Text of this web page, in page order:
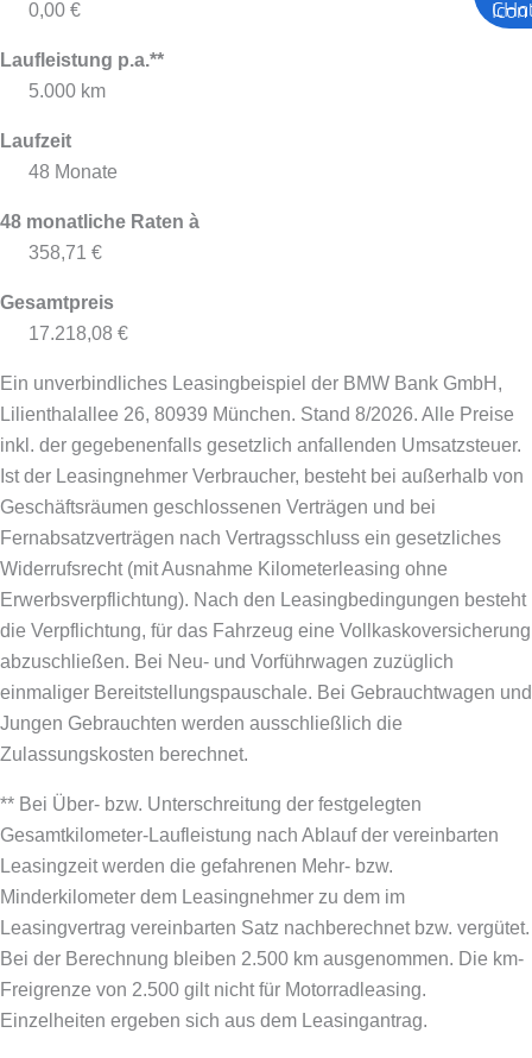
0,00 €
Laufleistung p.a.**
5.000 km
Laufzeit
48 Monate
48 monatliche Raten à
358,71 €
Gesamtpreis
17.218,08 €
Ein unverbindliches Leasingbeispiel der BMW Bank GmbH,
Lilienthalallee 26, 80939 München. Stand 8/2026. Alle Preise
inkl. der gegebenenfalls gesetzlich anfallenden Umsatzsteuer.
Ist der Leasingnehmer Verbraucher, besteht bei außerhalb von
Geschäftsräumen geschlossenen Verträgen und bei
Fernabsatzverträgen nach Vertragsschluss ein gesetzliches
Widerrufsrecht (mit Ausnahme Kilometerleasing ohne
Erwerbsverpflichtung). Nach den Leasingbedingungen besteht
die Verpflichtung, für das Fahrzeug eine Vollkaskoversicherung
abzuschließen. Bei Neu- und Vorführwagen zuzüglich
einmaliger Bereitstellungspauschale. Bei Gebrauchtwagen und
Jungen Gebrauchten werden ausschließlich die
Zulassungskosten berechnet.
** Bei Über- bzw. Unterschreitung der festgelegten
Gesamtkilometer-Laufleistung nach Ablauf der vereinbarten
Leasingzeit werden die gefahrenen Mehr- bzw.
Minderkilometer dem Leasingnehmer zu dem im
Leasingvertrag vereinbarten Satz nachberechnet bzw. vergütet.
Bei der Berechnung bleiben 2.500 km ausgenommen. Die km-
Freigrenze von 2.500 gilt nicht für Motorradleasing.
Einzelheiten ergeben sich aus dem Leasingantrag.